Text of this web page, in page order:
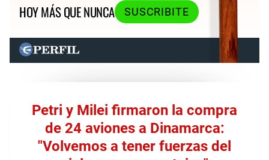
HOY MÁS QUE NUNCA
SUSCRIBITE
Petri y Milei firmaron la compra
de 24 aviones a Dinamarca:
"Volvemos a tener fuerzas del